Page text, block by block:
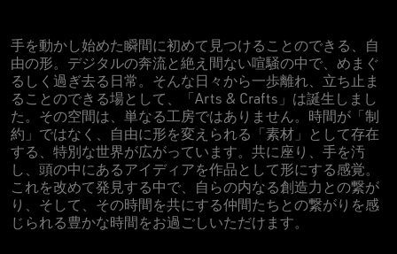
手を動かし始めた瞬間に初めて見つけることのできる、自
由の形。デジタルの奔流と絶え間ない喧騒の中で、めまぐ
るしく過ぎ去る日常。そんな日々から一歩離れ、立ち止ま
ることのできる場として、「Arts & Crafts」は誕生しまし
た。その空間は、単なる工房ではありません。時間が「制
約」ではなく、自由に形を変えられる「素材」として存在
する、特別な世界が広がっています。共に座り、手を汚
し、頭の中にあるアイディアを作品として形にする感覚。
これを改めて発見する中で、自らの内なる創造力との繋が
り、そして、その時間を共にする仲間たちとの繋がりを感
じられる豊かな時間をお過ごしいただけます。